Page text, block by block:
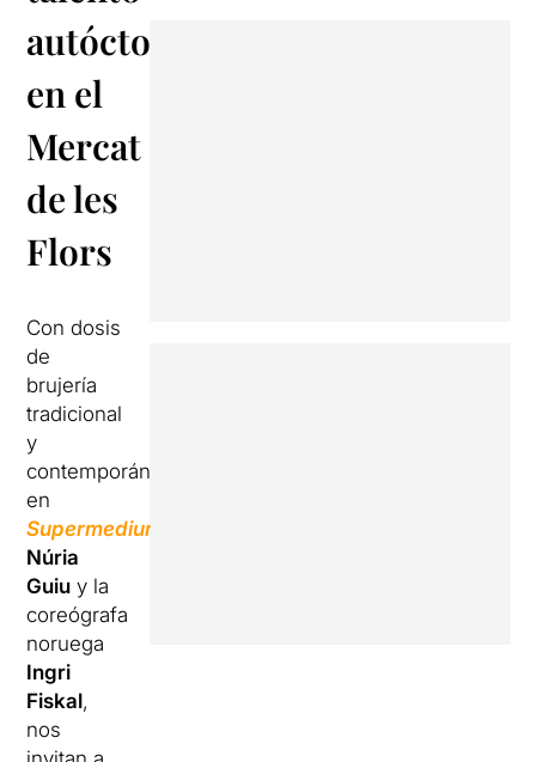
autóctono
en el
Mercat
de les
Flors
Con dosis
de
brujería
tradicional
y
contemporánea,
en
Supermedium
Núria
Guiu y la
coreógrafa
noruega
Ingri
Fiskal,
nos